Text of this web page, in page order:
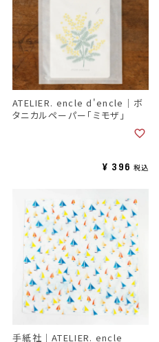
ATELIER. encle d'encle｜ボ
タニカルペーパー「ミモザ」
¥ 396 税込
手紙社｜ATELIER. encle